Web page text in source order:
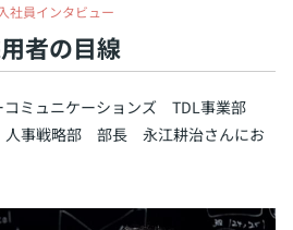
社員インタビュー
者の目線
コミュニケーションズ TDL事業部
事戦略部 部長 永江耕治さんにお